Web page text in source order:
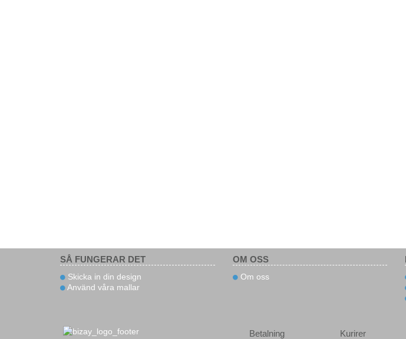
SÅ FUNGERAR DET
Skicka in din design
Använd våra mallar
OM OSS
Om oss
Betalning Kurirer